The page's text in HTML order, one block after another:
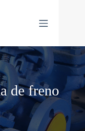
de freno